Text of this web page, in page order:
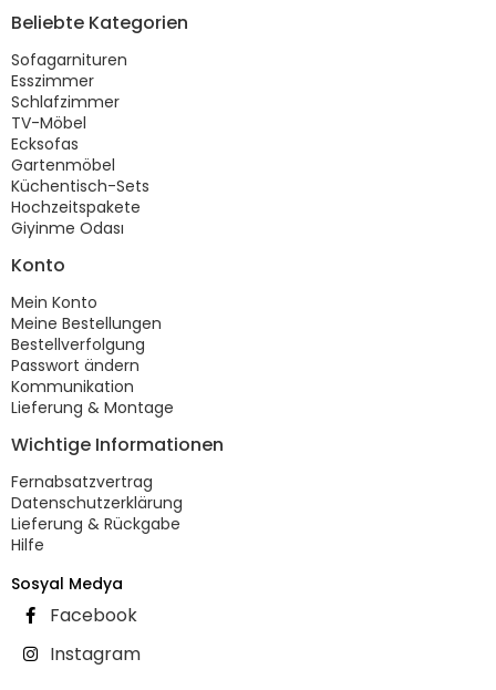
Beliebte Kategorien
Sofagarnituren
Esszimmer
Schlafzimmer
TV-Möbel
Ecksofas
Gartenmöbel
Küchentisch-Sets
Hochzeitspakete
Giyinme Odası
Konto
Mein Konto
Meine Bestellungen
Bestellverfolgung
Passwort ändern
Kommunikation
Lieferung & Montage
Wichtige Informationen
Fernabsatzvertrag
Datenschutzerklärung
Lieferung & Rückgabe
Hilfe
Sosyal Medya
Facebook
Instagram